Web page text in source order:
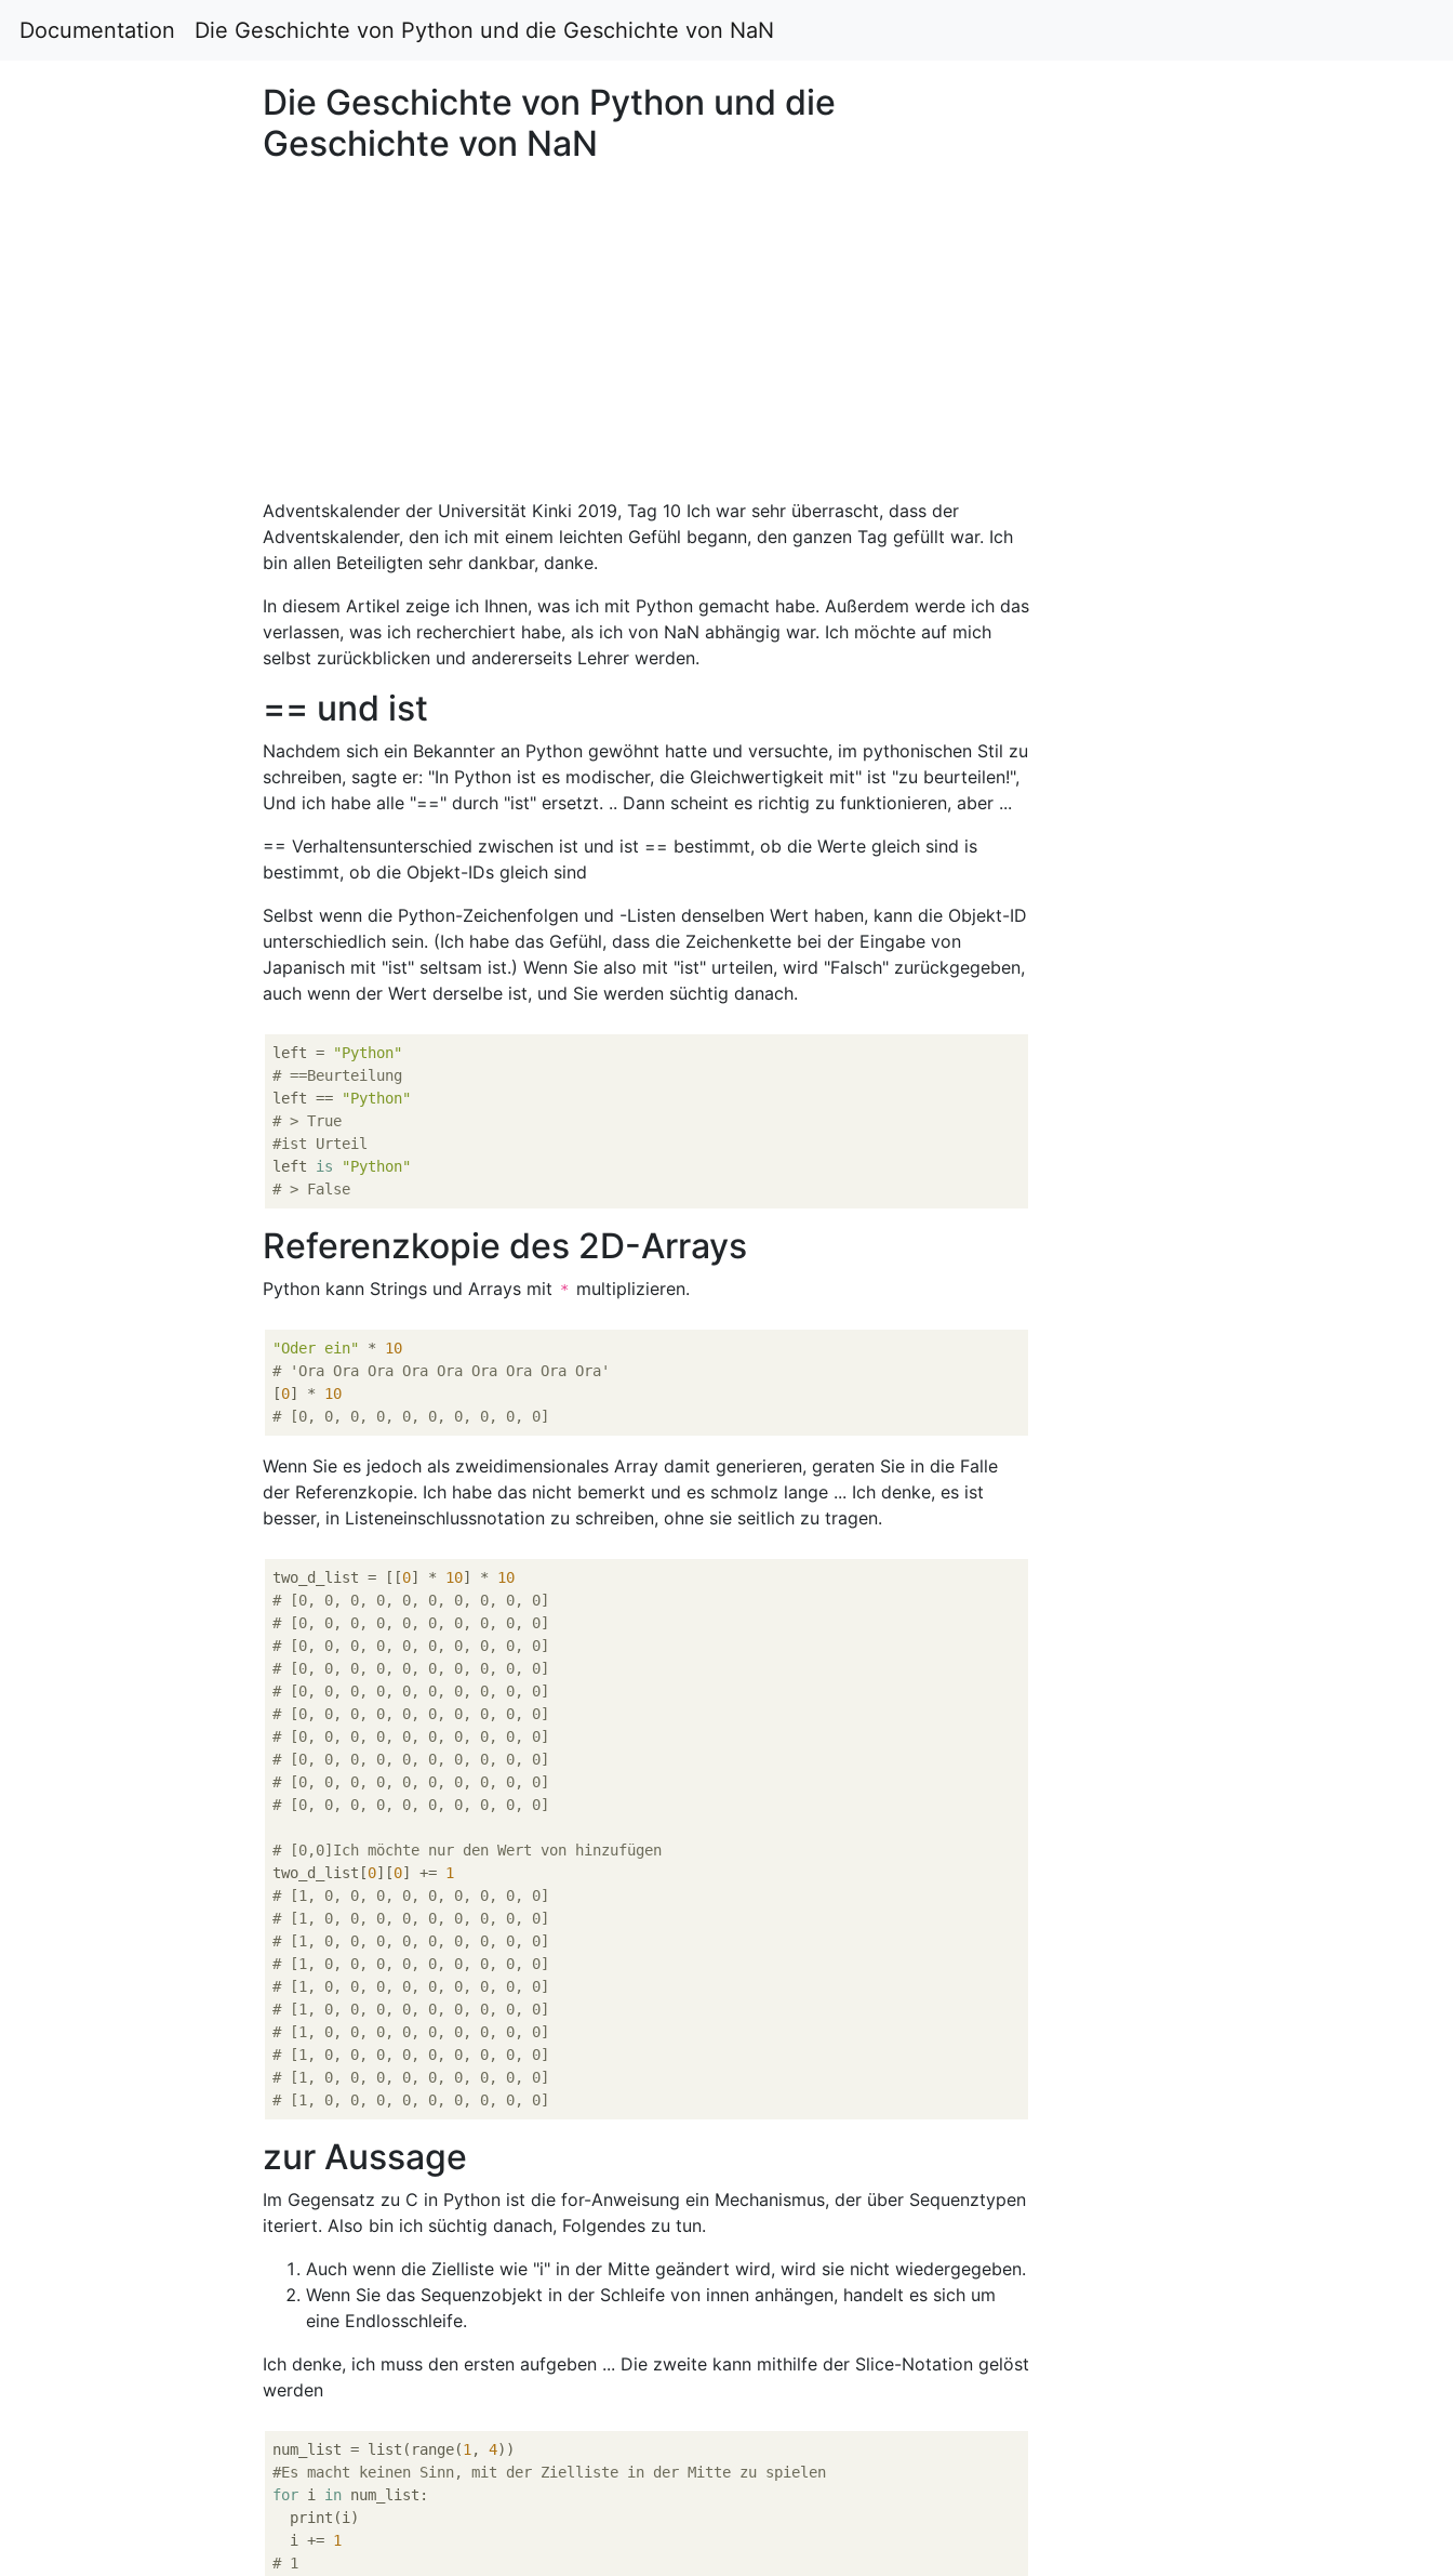
Documentation Die Geschichte von Python und die Geschichte von NaN
Die Geschichte von Python und die
Geschichte von NaN
Adventskalender der Universität Kinki 2019, Tag 10 Ich war sehr überrascht, dass der
Adventskalender, den ich mit einem leichten Gefühl begann, den ganzen Tag gefüllt war. Ich
bin allen Beteiligten sehr dankbar, danke.
In diesem Artikel zeige ich Ihnen, was ich mit Python gemacht habe. Außerdem werde ich das
verlassen, was ich recherchiert habe, als ich von NaN abhängig war. Ich möchte auf mich
selbst zurückblicken und andererseits Lehrer werden.
== und ist
Nachdem sich ein Bekannter an Python gewöhnt hatte und versuchte, im pythonischen Stil zu
schreiben, sagte er: "In Python ist es modischer, die Gleichwertigkeit mit" ist "zu beurteilen!",
Und ich habe alle "==" durch "ist" ersetzt. .. Dann scheint es richtig zu funktionieren, aber ...
== Verhaltensunterschied zwischen ist und ist == bestimmt, ob die Werte gleich sind is
bestimmt, ob die Objekt-IDs gleich sind
Selbst wenn die Python-Zeichenfolgen und -Listen denselben Wert haben, kann die Objekt-ID
unterschiedlich sein. (Ich habe das Gefühl, dass die Zeichenkette bei der Eingabe von
Japanisch mit "ist" seltsam ist.) Wenn Sie also mit "ist" urteilen, wird "Falsch" zurückgegeben,
auch wenn der Wert derselbe ist, und Sie werden süchtig danach.
left = "Python"
# ==Beurteilung
left == "Python"
# > True
#ist Urteil
left is
"Python"
# > False
Referenzkopie des 2D-Arrays
Python kann Strings und Arrays mit * multiplizieren.
"Oder ein" * 10
# 'Ora Ora Ora Ora Ora Ora Ora Ora Ora'
[0] * 10
# [0, 0, 0, 0, 0, 0, 0, 0, 0, 0]
Wenn Sie es jedoch als zweidimensionales Array damit generieren, geraten Sie in die Falle
der Referenzkopie. Ich habe das nicht bemerkt und es schmolz lange ... Ich denke, es ist
besser, in Listeneinschlussnotation zu schreiben, ohne sie seitlich zu tragen.
two_d_list = [[0] * 10] * 10
# [0, 0, 0, 0, 0, 0, 0, 0, 0, 0]
# [0, 0, 0, 0, 0, 0, 0, 0, 0, 0]
# [0, 0, 0, 0, 0, 0, 0, 0, 0, 0]
# [0, 0, 0, 0, 0, 0, 0, 0, 0, 0]
# [0, 0, 0, 0, 0, 0, 0, 0, 0, 0]
# [0, 0, 0, 0, 0, 0, 0, 0, 0, 0]
# [0, 0, 0, 0, 0, 0, 0, 0, 0, 0]
# [0, 0, 0, 0, 0, 0, 0, 0, 0, 0]
# [0, 0, 0, 0, 0, 0, 0, 0, 0, 0]
# [0, 0, 0, 0, 0, 0, 0, 0, 0, 0]
# [0,0]Ich möchte nur den Wert von hinzufügen
two_d_list[0][0] += 1
# [1, 0, 0, 0, 0, 0, 0, 0, 0, 0]
# [1, 0, 0, 0, 0, 0, 0, 0, 0, 0]
# [1, 0, 0, 0, 0, 0, 0, 0, 0, 0]
# [1, 0, 0, 0, 0, 0, 0, 0, 0, 0]
# [1, 0, 0, 0, 0, 0, 0, 0, 0, 0]
# [1, 0, 0, 0, 0, 0, 0, 0, 0, 0]
# [1, 0, 0, 0, 0, 0, 0, 0, 0, 0]
# [1, 0, 0, 0, 0, 0, 0, 0, 0, 0]
# [1, 0, 0, 0, 0, 0, 0, 0, 0, 0]
# [1, 0, 0, 0, 0, 0, 0, 0, 0, 0]
zur Aussage
Im Gegensatz zu C in Python ist die for-Anweisung ein Mechanismus, der über Sequenztypen
iteriert. Also bin ich süchtig danach, Folgendes zu tun.
Auch wenn die Zielliste wie "i" in der Mitte geändert wird, wird sie nicht wiedergegeben.
Wenn Sie das Sequenzobjekt in der Schleife von innen anhängen, handelt es sich um
eine Endlosschleife.
Ich denke, ich muss den ersten aufgeben ... Die zweite kann mithilfe der Slice-Notation gelöst
werden
num_list = list(range(1 , 4
#Es macht keinen Sinn, mit der Zielliste in der Mitte zu spielen
for i in num_list:
  print(i)
  i +=
1
# 1